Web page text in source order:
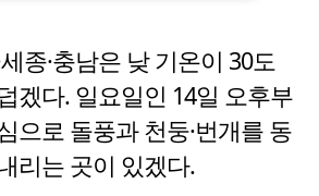
종·충남은 낮 기온이 30도
겠다. 일요일인 14일 오후부
으로 돌풍과 천둥·번개를 동
리는 곳이 있겠다.